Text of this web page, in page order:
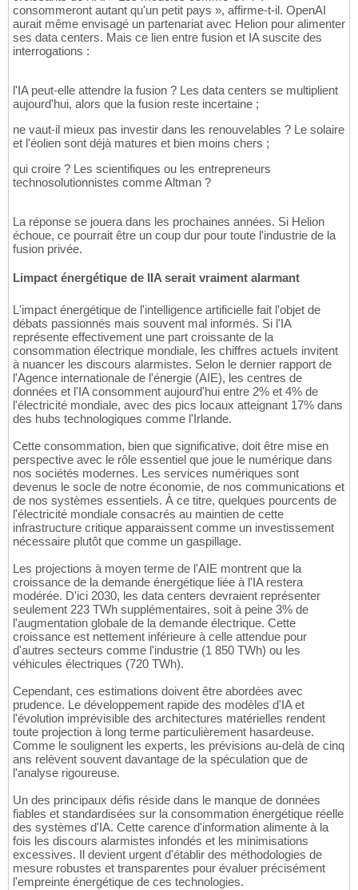
consommeront autant qu'un petit pays », affirme-t-il. OpenAI
aurait même envisagé un partenariat avec Helion pour alimenter
ses data centers. Mais ce lien entre fusion et IA suscite des
interrogations :
l'IA peut-elle attendre la fusion ? Les data centers se multiplient
aujourd'hui, alors que la fusion reste incertaine ;
ne vaut-il mieux pas investir dans les renouvelables ? Le solaire
et l'éolien sont déjà matures et bien moins chers ;
qui croire ? Les scientifiques ou les entrepreneurs
technosolutionnistes comme Altman ?
La réponse se jouera dans les prochaines années. Si Helion
échoue, ce pourrait être un coup dur pour toute l'industrie de la
fusion privée.
Limpact énergétique de lIA serait vraiment alarmant
L'impact énergétique de l'intelligence artificielle fait l'objet de
débats passionnés mais souvent mal informés. Si l'IA
représente effectivement une part croissante de la
consommation électrique mondiale, les chiffres actuels invitent
à nuancer les discours alarmistes. Selon le dernier rapport de
l'Agence internationale de l'énergie (AIE), les centres de
données et l'IA consomment aujourd'hui entre 2% et 4% de
l'électricité mondiale, avec des pics locaux atteignant 17% dans
des hubs technologiques comme l'Irlande.
Cette consommation, bien que significative, doit être mise en
perspective avec le rôle essentiel que joue le numérique dans
nos sociétés modernes. Les services numériques sont
devenus le socle de notre économie, de nos communications et
de nos systèmes essentiels. À ce titre, quelques pourcents de
l'électricité mondiale consacrés au maintien de cette
infrastructure critique apparaissent comme un investissement
nécessaire plutôt que comme un gaspillage.
Les projections à moyen terme de l'AIE montrent que la
croissance de la demande énergétique liée à l'IA restera
modérée. D'ici 2030, les data centers devraient représenter
seulement 223 TWh supplémentaires, soit à peine 3% de
l'augmentation globale de la demande électrique. Cette
croissance est nettement inférieure à celle attendue pour
d'autres secteurs comme l'industrie (1 850 TWh) ou les
véhicules électriques (720 TWh).
Cependant, ces estimations doivent être abordées avec
prudence. Le développement rapide des modèles d'IA et
l'évolution imprévisible des architectures matérielles rendent
toute projection à long terme particulièrement hasardeuse.
Comme le soulignent les experts, les prévisions au-delà de cinq
ans relèvent souvent davantage de la spéculation que de
l'analyse rigoureuse.
Un des principaux défis réside dans le manque de données
fiables et standardisées sur la consommation énergétique réelle
des systèmes d'IA. Cette carence d'information alimente à la
fois les discours alarmistes infondés et les minimisations
excessives. Il devient urgent d'établir des méthodologies de
mesure robustes et transparentes pour évaluer précisément
l'empreinte énergétique de ces technologies.